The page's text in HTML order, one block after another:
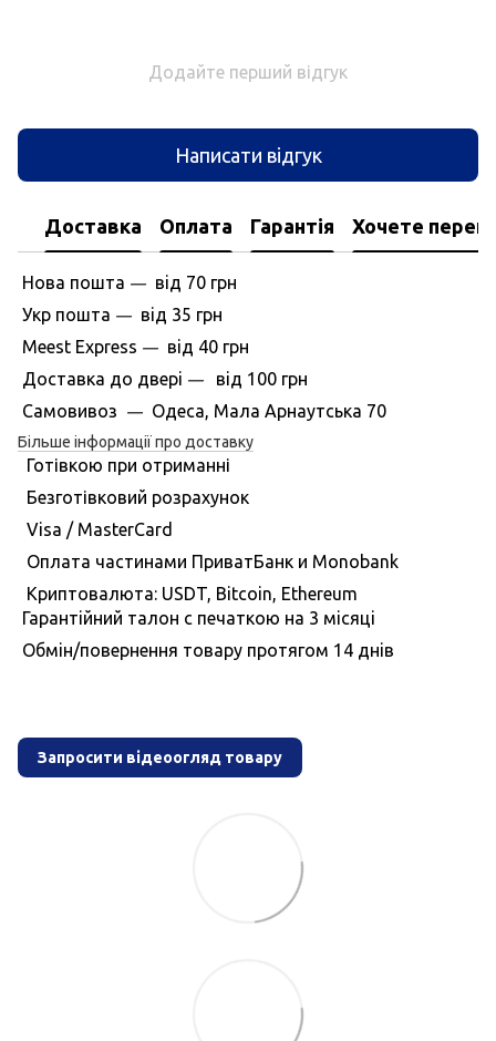
Додайте перший відгук
Написати відгук
Доставка Оплата Гарантія Хочете
Нова пошта — вiд 70 грн
Укр пошта — вiд 35 грн
Meest Express — вiд 40 грн
Доставка до дверi —вiд 100 грн
Самовивоз
— Одеса, Мала Арнаутська 70
Більше інформації про доставку
Готівкою при отриманні
Безготівковий розрахунок
Visa / MasterCard
Оплата частинами ПриватБанк и Monobank
Криптовалюта: USDT, Bitcoin, Ethereum
Гарантiйний талон с печаткою на 3 мiсяцi
Обмiн/повернення товару протягом 14 днiв
Запросити відеоогляд товару